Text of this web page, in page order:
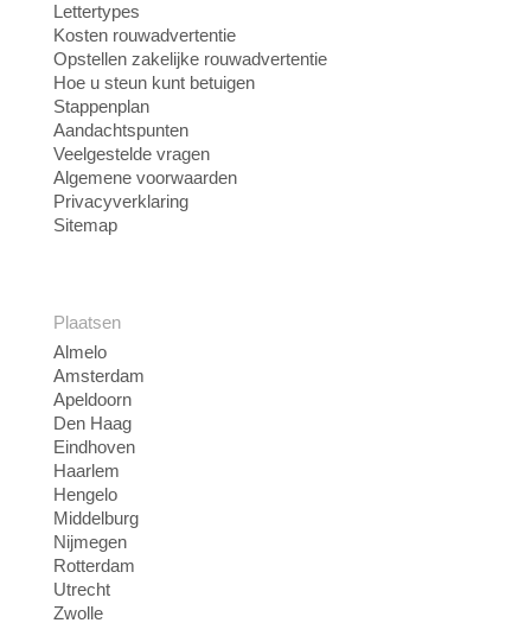
Lettertypes
Kosten rouwadvertentie
Opstellen zakelijke rouwadvertentie
Hoe u steun kunt betuigen
Stappenplan
Aandachtspunten
Veelgestelde vragen
Algemene voorwaarden
Privacyverklaring
Sitemap
Plaatsen
Almelo
Amsterdam
Apeldoorn
Den Haag
Eindhoven
Haarlem
Hengelo
Middelburg
Nijmegen
Rotterdam
Utrecht
Zwolle